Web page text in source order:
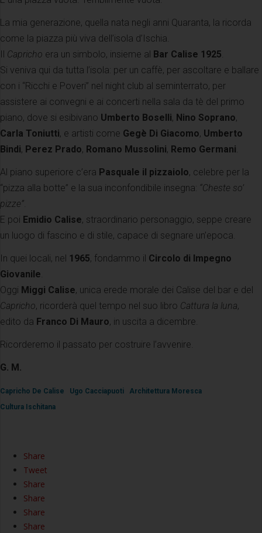
La mia generazione, quella nata negli anni Quaranta, la ricorda
come la piazza più viva dell’isola d’Ischia.
Capricho era un simbolo, insieme al Bar Calise 1925
Si veniva qui da tutta l’isola: per un caffè, per ascoltare e ballare
con i “Ricchi e Poveri” nel night club al seminterrato, per
assistere ai convegni e ai concerti nella sala da tè del primo
piano, dove si esibivano Umberto Boselli, Nino Soprano,
Carla Toniutti, e artisti come Gegè Di Giacomo, Umberto
Bindi, Perez Prado, Romano Mussolini, Remo Germani
Al piano superiore c’era Pasquale il pizzaiolo, celebre per la
“pizza alla botte” e la sua inconfondibile insegna: “Cheste so’
pizze”
E poi Emidio Calise, straordinario personaggio, seppe creare
un luogo di fascino e di stile, capace di segnare un’epoca.
In quei locali, nel 1965, fondammo il Circolo di Impegno
Giovanile
Oggi Miggi Calise, unica erede morale dei Calise del bar e del
Capricho, ricorderà quel tempo nel suo libro Cattura la luna,
edito da Franco Di Mauro, in uscita a dicembre.
Ricorderemo il passato per costruire l’avvenire.
G. M.
Capricho De Calise Ugo Cacciapuoti
Architettura Moresca
Cultura Ischitana
Share
Tweet
Share
Share
Share
Share